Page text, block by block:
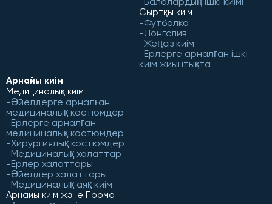
Сыртқы киім
Футболка
Лонгслив
Жеңсіз киім
Ерлерге арналған ішкі
киім жиынтықта
Арнайы киім
Медициналық киім
Әйелдерге арналған
медициналық костюмдер
Ерлерге арналған
медициналық костюмдер
Хирургиялық костюмдер
Медициналық халаттар
Ерлер халаттары
Әйелдер халаттары
Медициналық аяқ киім
Арнайы киім және Промо